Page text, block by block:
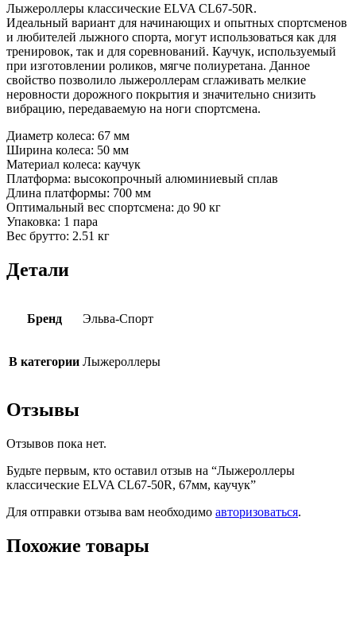
Лыжероллеры классические ELVA CL67-50R.
Идеальный вариант для начинающих и опытных спортсменов
и любителей лыжного спорта, могут использоваться как для
тренировок, так и для соревнований. Каучук, используемый
при изготовлении роликов, мягче полиуретана. Данное
свойство позволило лыжероллерам сглаживать мелкие
неровности дорожного покрытия и значительно снизить
вибрацию, передаваемую на ноги спортсмена.
Диаметр колеса: 67 мм
Ширина колеса: 50 мм
Материал колеса: каучук
Платформа: высокопрочный алюминиевый сплав
Длина платформы: 700 мм
Оптимальный вес спортсмена: до 90 кг
Упаковка: 1 пара
Вес брутто: 2.51 кг
Детали
Бренд Эльва-Спорт
В категории Лыжероллеры
Отзывы
Отзывов пока нет.
Будьте первым, кто оставил отзыв на “Лыжероллеры
классические ELVA CL67-50R, 67мм, каучук”
Для отправки отзыва вам необходимо авторизоваться.
Похожие товары